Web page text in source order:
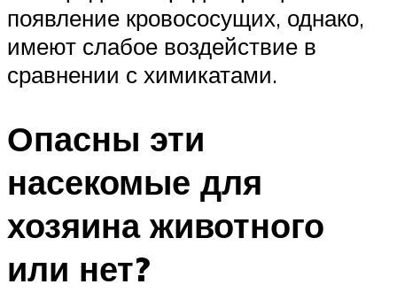
появление кровососущих, однако,
имеют слабое воздействие в
сравнении с химикатами.
Опасны эти
насекомые для
хозяина животного
или нет?